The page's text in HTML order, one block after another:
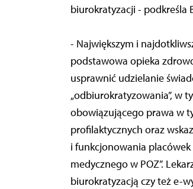
biurokratyzacji - podkreśla
- Największym i
podstawowa opieka
usprawnić udzielanie
„odbiurokratyzowania”, w
obowiązującego prawa w
profilaktycznych oraz
i funkcjonowania placówek
medycznego w POZ”.
biurokratyzacją czy też e-